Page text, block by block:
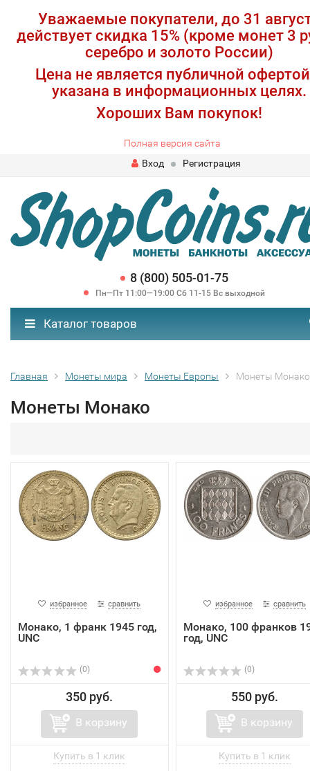
Уважаемые покупатели, до 31
действует скидка 15% (кроме монет 3
серебро и золото России)
Цена не является публичной
указана в информационных целях.
Хороших Вам покупок!
Полная версия сайта
Вход
Регистрация
8 (800) 505-01-75
Пн—Пт 11:00—19:00 Сб 11-15 Вс выходной
Каталог товаров
Главная Монеты мира Монеты Европы Монеты Монако
Монеты Монако
избранное сравнить
Монако, 1 франк 1945 год,
UNC
(0)
350 руб.
В корзину
избранное сравнить
Монако, 100 франков
год, UNC
(0)
550 руб.
В корзину